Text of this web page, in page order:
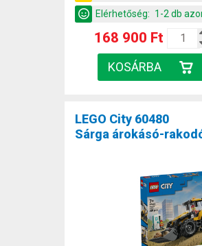
Elérhetőség: 1-2 db
168 900 Ft
LEGO City 60480
Sárga árokásó-